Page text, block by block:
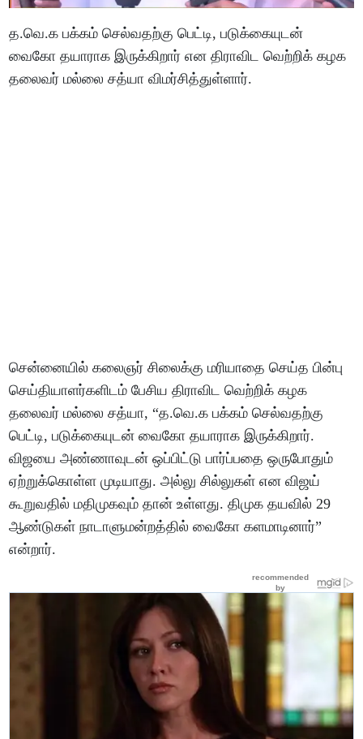
த.வெ.க பக்கம் செல்வதற்கு பெட்டி, படுக்கையுடன்
வைகோ தயாராக இருக்கிறார் என திராவிட வெற்றிக் கழக
தலைவர் மல்லை சத்யா விமர்சித்துள்ளார்.
சென்னையில் கலைஞர் சிலைக்கு மரியாதை செய்த பின்பு
செய்தியாளர்களிடம் பேசிய திராவிட வெற்றிக் கழக
தலைவர் மல்லை சத்யா, “த.வெ.க பக்கம் செல்வதற்கு
பெட்டி, படுக்கையுடன் வைகோ தயாராக இருக்கிறார்.
விஜயை அண்ணாவுடன் ஒப்பிட்டு பார்ப்பதை ஒருபோதும்
ஏற்றுக்கொள்ள முடியாது. அல்லு சில்லுகள் என விஜய்
கூறுவதில் மதிமுகவும் தான் உள்ளது. திமுக தயவில் 29
ஆண்டுகள் நாடாளுமன்றத்தில் வைகோ களமாடினார்”
என்றார்.